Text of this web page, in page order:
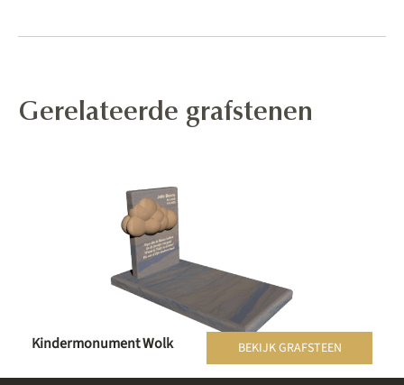
Gerelateerde grafstenen
Kindermonument Wolk BEKIJK GRAFSTEEN